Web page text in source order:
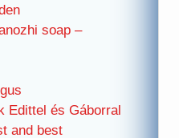
soap –
Edittel és Gáborral
and best